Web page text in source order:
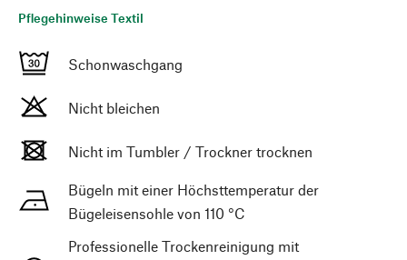
Pflegehinweise Textil
Schonwaschgang
Nicht bleichen
Nicht im Tumbler / Trockner trocknen
Bügeln mit einer Höchsttemperatur der
Bügeleisensohle von 110 °C
Professionelle Trockenreinigung mit